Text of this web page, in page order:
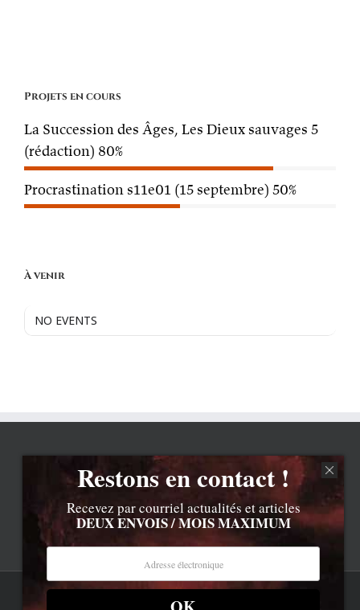
Projets en cours
La Succession des Âges, Les Dieux sauvages 5
(rédaction) 80%
Procrastination s11e01 (15 septembre) 50%
À venir
NO EVENTS
Contenu © Lionel Davoust sauf exceptions précisées.
Restons en contact !
Recevez par courriel actualités et articles
DEUX ENVOIS / MOIS MAXIMUM